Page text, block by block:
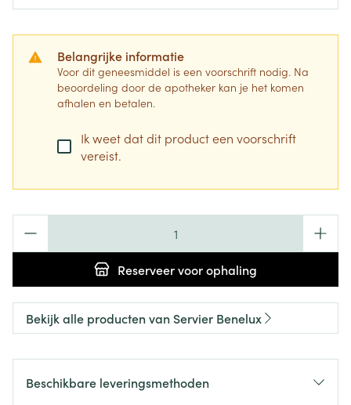
Belangrijke informatie
Voor dit geneesmiddel is een voorschrift nodig. Na
beoordeling door de apotheker kan je het komen
afhalen en betalen.
Ik weet dat dit product een voorschrift
vereist.
Reserveervoor ophaling
Bekijk alle producten van Servier Benelux
Beschikbare leveringsmethoden